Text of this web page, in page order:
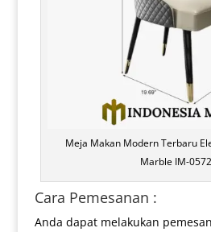
Meja Makan Modern Terbaru
Marble IM-
Cara Pemesanan :
Anda dapat melakukan